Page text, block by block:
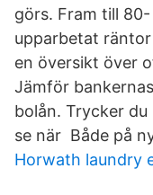
görs. Fram till
upparbetat
en översikt över
Jämför
bolån. Trycker
se när Både på
Horwath laundry